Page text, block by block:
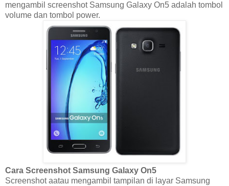
mengambil screenshot Samsung Galaxy On5 adalah tombol
volume dan tombol power.
Cara Screenshot Samsung Galaxy On5
Screenshot aatau mengambil tampilan di layar Samsung